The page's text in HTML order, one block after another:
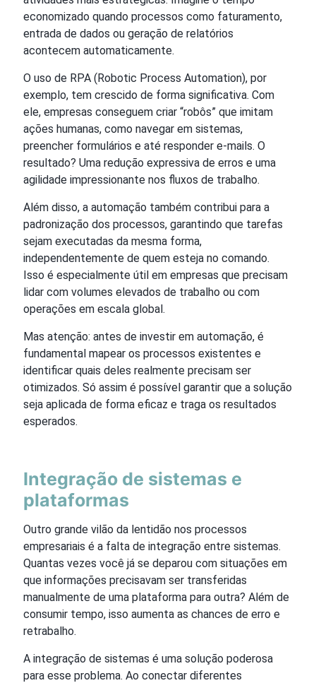
economizado quando processos como faturamento,
entrada de dados ou geração de relatórios
acontecem automaticamente.
O uso de RPA (Robotic Process Automation), por
exemplo, tem crescido de forma significativa. Com
ele, empresas conseguem criar “robôs” que imitam
ações humanas, como navegar em sistemas,
preencher formulários e até responder e-mails. O
resultado? Uma redução expressiva de erros e uma
agilidade impressionante nos fluxos de trabalho.
Além disso, a automação também contribui para a
padronização dos processos, garantindo que tarefas
sejam executadas da mesma forma,
independentemente de quem esteja no comando.
Isso é especialmente útil em empresas que precisam
lidar com volumes elevados de trabalho ou com
operações em escala global.
Mas atenção: antes de investir em automação, é
fundamental mapear os processos existentes e
identificar quais deles realmente precisam ser
otimizados. Só assim é possível garantir que a solução
seja aplicada de forma eficaz e traga os resultados
esperados.
Integração de sistemas e
plataformas
Outro grande vilão da lentidão nos processos
empresariais é a falta de integração entre sistemas.
Quantas vezes você já se deparou com situações em
que informações precisavam ser transferidas
manualmente de uma plataforma para outra? Além de
consumir tempo, isso aumenta as chances de erro e
retrabalho.
A integração de sistemas é uma solução poderosa
para esse problema. Ao conectar diferentes